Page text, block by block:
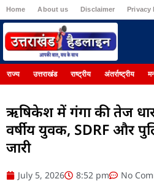
Home About us Disclaimer Privacy
राज्य उत्तराखंड राष्ट्रीय अंतर्राष्ट्रीय
ऋषिकेश में गंगा की तेज
वर्षीय युवक, SDRF और
जारी
July 5, 2026 8:52 pm No